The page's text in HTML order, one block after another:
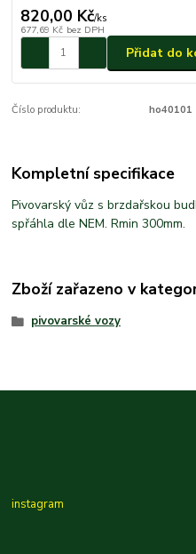
820,00 Kč/ks
677,69 Kč bez DPH
Přidat do
Číslo produktu: ho40101
Kompletní specifikace
Pivovarský vůz s brzdařskou
spřáhla dle NEM. Rmin 300mm.
Zboží zařazeno v
pivovarské vozy
instagram